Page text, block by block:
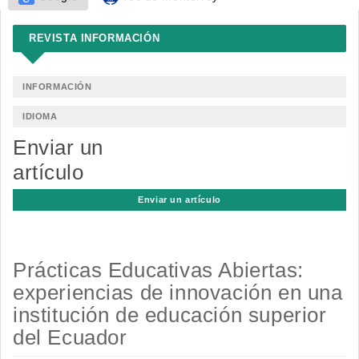
REVISTA INFORMACIÓN
INFORMACIÓN
IDIOMA
Enviar un
artículo
Enviar un artículo
Prácticas Educativas Abiertas:
experiencias de innovación en una
institución de educación superior
del Ecuador